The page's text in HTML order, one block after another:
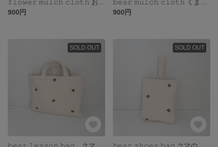
900円
900円
SOLD OUT SOLD OUT